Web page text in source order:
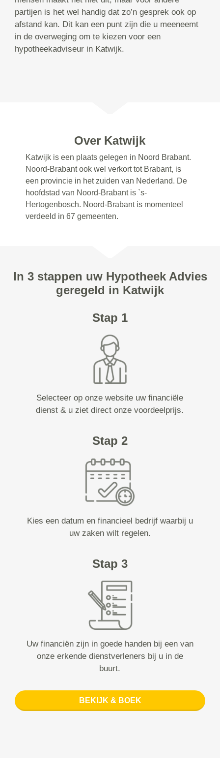
partijen is het wel handig dat zo’n gesprek ook op
afstand kan. Dit kan een punt zijn die u meeneemt
in de overweging om te kiezen voor een
hypotheekadviseur in Katwijk.
Over Katwijk
Katwijk is een plaats gelegen in Noord Brabant.
Noord-Brabant ook wel verkort tot Brabant, is
een provincie in het zuiden van Nederland. De
hoofdstad van Noord-Brabant is `s-
Hertogenbosch. Noord-Brabant is momenteel
verdeeld in 67 gemeenten.
In 3 stappen uw Hypotheek Advies
geregeld in Katwijk
Stap 1
Selecteer op onze website uw financiële
dienst & u ziet direct onze voordeelprijs.
Stap 2
Kies een datum en financieel bedrijf waarbij u
uw zaken wilt regelen.
Stap 3
Uw financiën zijn in goede handen bij een van
onze erkende dienstverleners bij u in de
buurt.
BEKIJK & BOEK